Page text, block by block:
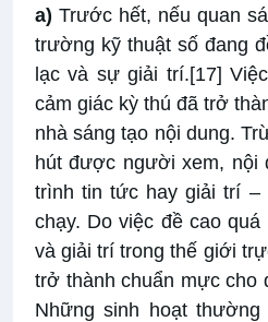
a) Trước hết, nếu quan
trường kỹ thuật số đang
lạc và sự giải trí.[17]
cảm giác kỳ thú đã trở
nhà sáng tạo nội dung.
hút được người xem, nội
trình tin tức hay giải trí –
chạy. Do việc đề cao
và giải trí trong thế giới
trở thành chuẩn mực cho
Những sinh hoạt